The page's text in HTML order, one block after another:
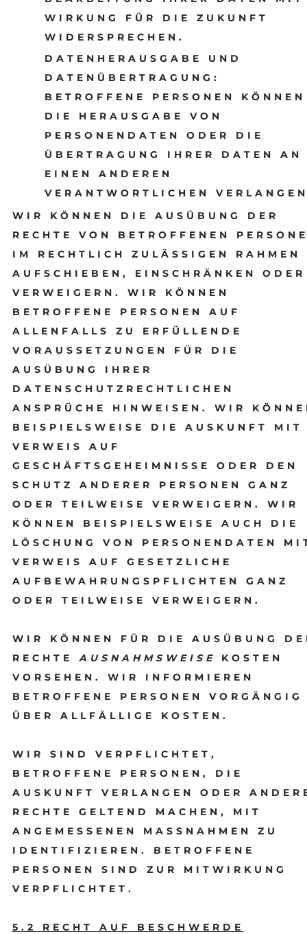
WIRKUNG FÜR DIE ZUKUNFT
WIDERSPRECHEN.
DATENHERAUSGABE UND
DATENÜBERTRAGUNG:
BETROFFENE PERSONEN KÖNNEN
DIE HERAUSGABE VON
PERSONENDATEN ODER DIE
ÜBERTRAGUNG IHRER DATEN AN
EINEN ANDEREN
VERANTWORTLICHEN
WIR KÖNNEN DIE AUSÜBUNG DER
RECHTE VON BETROFFENEN
IM RECHTLICH ZULÄSSIGEN RAHMEN
AUFSCHIEBEN, EINSCHRÄNKEN ODER
VERWEIGERN. WIR KÖNNEN
BETROFFENE PERSONEN AUF
ALLENFALLS ZU ERFÜLLENDE
VORAUSSETZUNGEN FÜR DIE
AUSÜBUNG IHRER
DATENSCHUTZRECHTLICHEN
ANSPRÜCHE HINWEISEN. WIR
BEISPIELSWEISE DIE AUSKUNFT MIT
VERWEIS AUF
GESCHÄFTSGEHEIMNISSE ODER DEN
SCHUTZ ANDERER PERSONEN GANZ
ODER TEILWEISE VERWEIGERN. WIR
KÖNNEN BEISPIELSWEISE AUCH DIE
LÖSCHUNG VON PERSONENDATEN
VERWEIS AUF GESETZLICHE
AUFBEWAHRUNGSPFLICHTEN GANZ
ODER TEILWEISE VERWEIGERN.
WIR KÖNNEN FÜR DIE AUSÜBUNG
RECHTE AUSNAHMSWEISE
KOSTEN
VORSEHEN. WIR INFORMIEREN
BETROFFENE PERSONEN VORGÄNGIG
ÜBER ALLFÄLLIGE KOSTEN.
WIR SIND VERPFLICHTET,
BETROFFENE PERSONEN, DIE
AUSKUNFT VERLANGEN ODER
RECHTE GELTEND MACHEN, MIT
ANGEMESSENEN MASSNAHMEN ZU
IDENTIFIZIEREN. BETROFFENE
PERSONEN SIND ZUR MITWIRKUNG
VERPFLICHTET.
5.2 RECHT AUF BESCHWERDE